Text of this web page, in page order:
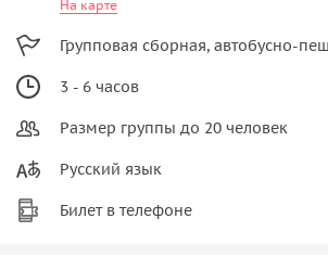
На карте
Групповая сборная, автобусно-
3 - 6 часов
Размер группы до 20 человек
Русский язык
Билет в телефоне